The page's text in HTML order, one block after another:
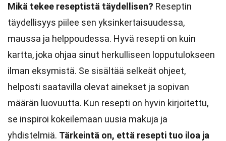
Mikä tekee reseptistä täydellisen? Reseptin
täydellisyys piilee sen yksinkertaisuudessa,
maussa ja helppoudessa. Hyvä resepti on kuin
kartta, joka ohjaa sinut herkulliseen lopputulokseen
ilman eksymistä. Se sisältää selkeät ohjeet,
helposti saatavilla olevat ainekset ja sopivan
määrän luovuutta. Kun resepti on hyvin kirjoitettu,
se inspiroi kokeilemaan uusia makuja ja
yhdistelmiä. Tärkeintä on, että resepti tuo iloa ja